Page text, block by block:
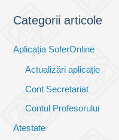
Categorii articole
Aplicația SoferOnline
Actualizări aplicație
Cont Secretariat
Contul Profesorului
Atestate